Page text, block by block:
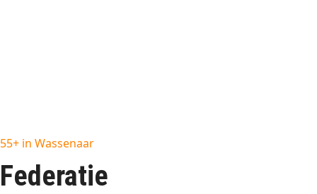
55+ in Wassenaar
Federatie